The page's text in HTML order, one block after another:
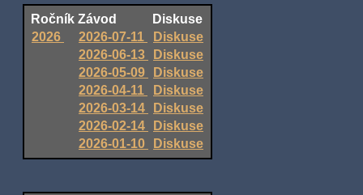
Ročník Závod
Diskuse
2026
2026-07-11
Diskuse
2026-06-13
Diskuse
2026-05-09
Diskuse
2026-04-11
Diskuse
2026-03-14
Diskuse
2026-02-14
Diskuse
2026-01-10
Diskuse